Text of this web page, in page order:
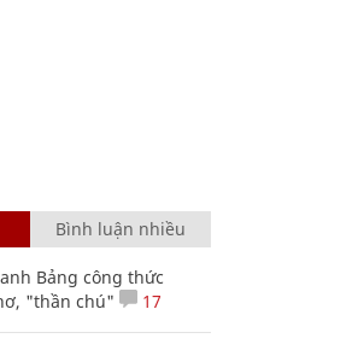
Bình luận nhiều
Bảng công thức
"thần chú"
17